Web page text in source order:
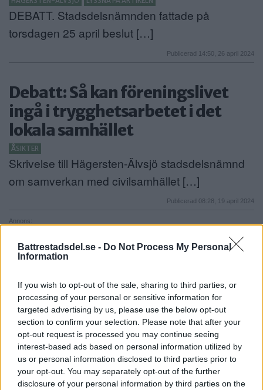
Battrestadsdel.se - Do Not Process My Personal
Information
If you wish to opt-out of the sale, sharing to third parties, or
processing of your personal or sensitive information for
targeted advertising by us, please use the below opt-out
section to confirm your selection. Please note that after your
opt-out request is processed you may continue seeing
interest-based ads based on personal information utilized by
us or personal information disclosed to third parties prior to
your opt-out. You may separately opt-out of the further
disclosure of your personal information by third parties on the
DEBATT. Stadsdelsnämnden fattade på
torsdagen 25 april beslut […]
Publicerad 14:50, 26 april 2024
Debatt: Så kan föreningslivet
ingå i trygghetsarbetet i det
lokala samhället
ÅSIKTER
Skrivelse till Hägersten-Älvsjö stadsdelsnämnd
om samverkan med civilsamhället […]
Publicerad 08:28, 19 april 2024
Annons: